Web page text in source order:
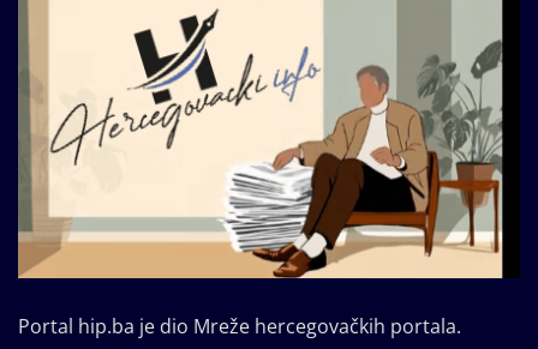
Portal hip.ba je dio Mreže hercegovačkih portala.